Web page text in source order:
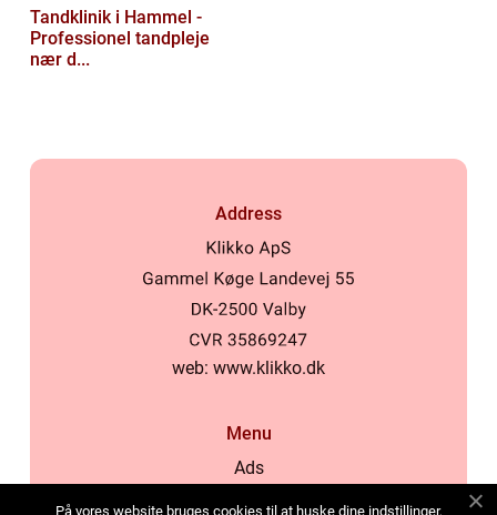
Tandklinik i Hammel -
Professionel tandpleje
nær d...
Address
web: www.klikko.dk
Menu
Ads
På vores website bruges cookies til at huske dine indstillinger,